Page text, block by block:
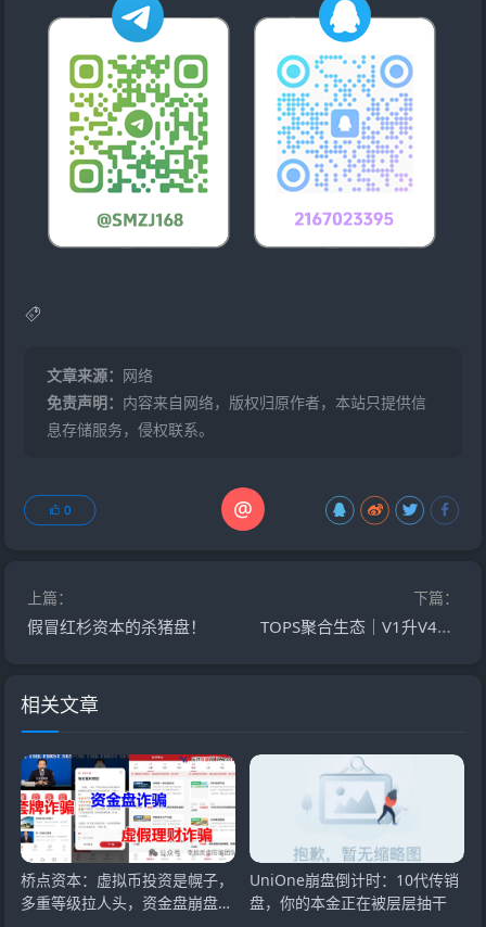
文章来源： 网络
免责声明： 内容来自网络，版权归原作者，本站只提供信
息存储服务，侵权联系。
@
0
上篇：
假冒红杉资本的杀猪盘！
下篇：
TOPS聚合生态｜V1升V4要拉多少人？百城联动线下沙龙，签的是业绩军令状还是传销罪证？
相关文章
桥点资本：虚拟币投资是幌子，
多重等级拉人头，资金盘崩盘在
UniOne崩盘倒计时：10代传销
盘，你的本金正在被层层抽干